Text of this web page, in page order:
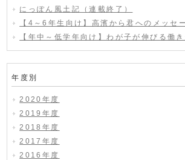
にっぽん風土記（連載終了）
【4～6年生向け】高濱から君へのメッセ
【年中～低学年向け】わが子が伸びる働
年度別
2020年度
2019年度
2018年度
2017年度
2016年度